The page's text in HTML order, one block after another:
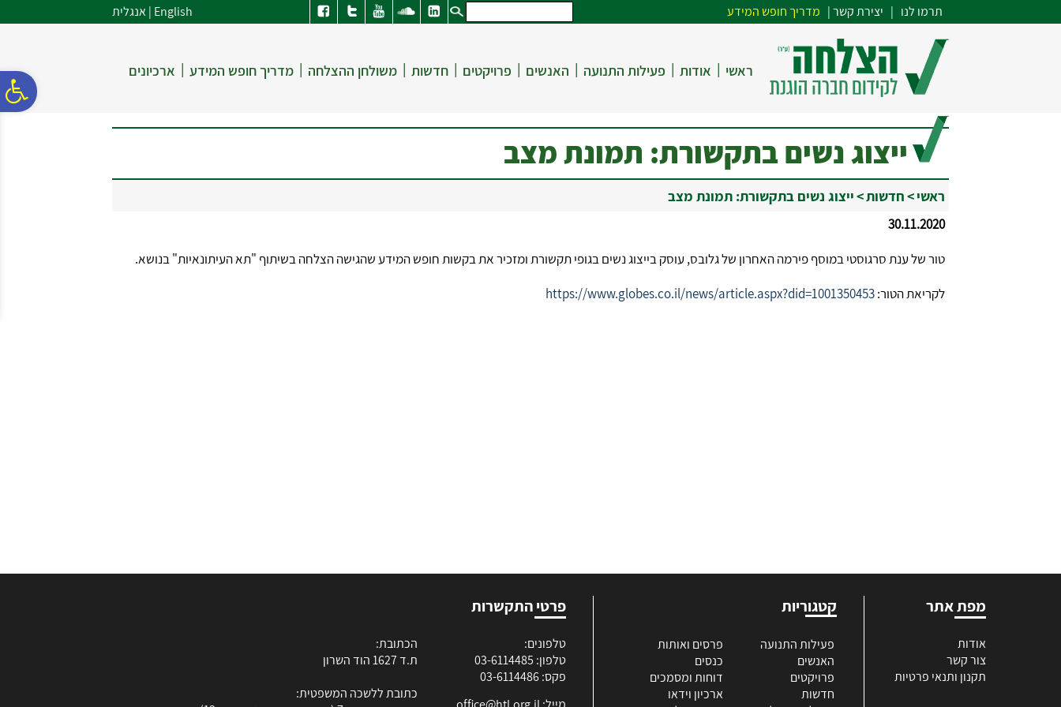
נגישות
אתר
המרכזי
תרמו לנו | יצירת קשר| מדריך חופש המידע English
|אנגלית
ראשי | אודות | פעילות התנועה | האנשים | פרויקטים | חדשות | משולחן ההצלחה | מדריך חופש המידע | ארכיונים
ייצוג נשים בתקשורת: תמונת מצב
ראשי>חדשות>ייצוג נשים בתקשורת: תמונת מצב
30.11.2020
טור של ענת סרגוסטי במוסף פירמה האחרון של גלובס, עוסק בייצוג נשים בגופי תקשורת ומזכיר את בקשות חופש המידע שהגישה הצלחה בשיתוף "תא העיתונאיות" בנושא.
לקריאת הטור:https://www.globes.co.il/news/article.aspx?did=1001350453
מפת אתר
אודות
צור קשר
תקנון ותנאי פרטיות
קטגוריות
פעילות התנועה
האנשים
פרויקטים
חדשות
פרסים ואותות
כנסים
דוחות ומסמכים
ארכיון וידאו
פרטי התקשרות
טלפונים:
טלפון: 03-6114485
פקס: 03-6114486
הכתובת:
ת.ד 1627 הוד השרון
כתובת ללשכה המשפטית: